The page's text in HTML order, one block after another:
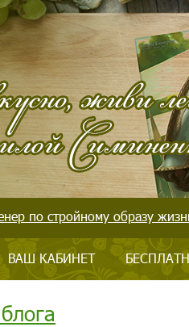
по стройному образу
ВАШ КАБИНЕТ